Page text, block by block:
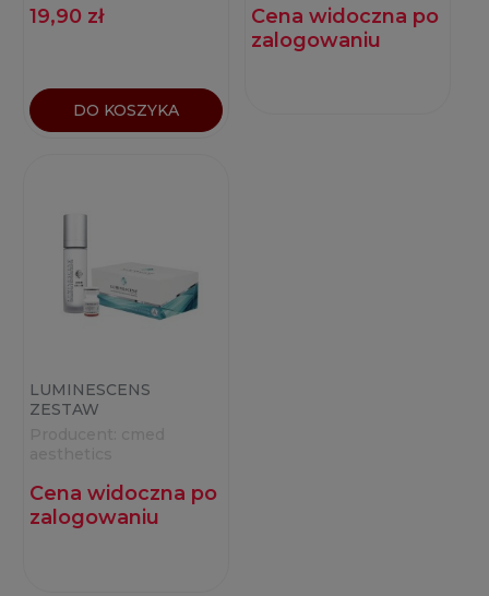
19,90 zł
DO KOSZYKA
Cena widoczna po
zalogowaniu
LUMINESCENS
ZESTAW
Cena widoczna po
zalogowaniu